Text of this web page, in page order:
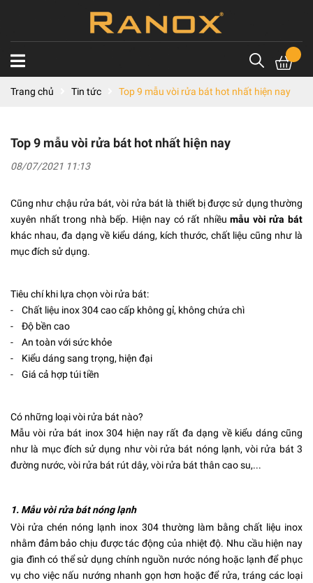
Trang chủ Tin tức Top 9 mẫu vòi rửa bát hot nhất hiện nay
Top 9 mẫu vòi rửa bát hot nhất hiện nay
08/07/2021 11:13
Cũng như chậu rửa bát, vòi rửa bát là thiết bị được sử dụng thường
xuyên nhất trong nhà bếp. Hiện nay có rất nhiềumẫu vòi rửa bát
khác nhau, đa dạng về kiểu dáng, kích thước, chất liệu cũng như là
mục đích sử dụng.
Tiêu chí khi lựa chọn vòi rửa bát:
- Chất liệu inox 304 cao cấp không gỉ, không chứa chì
- Độ bền cao
- An toàn với sức khỏe
- Kiểu dáng sang trọng, hiện đại
- Giá cả hợp túi tiền
Có những loại vòi rửa bát nào?
Mẫuvòi rửa bát inox 304 hiện nay rất đa dạng về kiểu dáng cũng
như là mục đích sử dụng như vòi rửa bát nóng lạnh, vòi rửa bát 3
đường nước, vòi rửa bát rút dây, vòi rửa bát thân cao su,...
1. Mẫu vòi rửa bát nóng lạnh
Vòi rửa chén nóng lạnh inox 304thường làm bằng chất liệu inox
nhằm đảm bảo chịu được tác động của nhiệt độ. Nhu cầu hiện nay
gia đình có thể sử dụng chính nguồn nước nóng hoặc lạnh để phục
vụ cho việc nấu nướng nhanh gọn hơn hoặc để rửa, tráng các loại